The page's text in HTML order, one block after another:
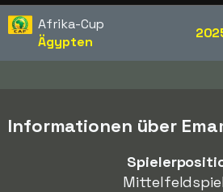
Afrika-Cup
Ägypten
Informationen über